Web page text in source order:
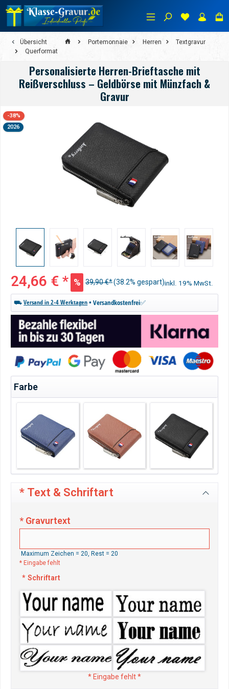
springen
Übersicht Portemonnaie Herren
Textgravur
Querformat
Personalisierte Herren-Brieftasche mit
Reißverschluss – Geldbörse mit Münzfach &
Gravur
-38%
2026
24,66 € * % 39,90 €*(38.2% gespart)inkl. 19% MwSt.
• Versandkostenfrei✅
⛟ Versand in 2-4 Werktagen
Farbeauswählen
Blau Braun Schwarz
* Text & Schriftart
* Gravurtext
Maximum Zeichen = 20, Rest = 20
* Eingabe fehlt
* Schriftart
* Eingabe fehlt *